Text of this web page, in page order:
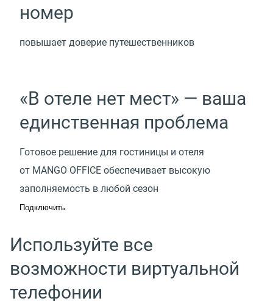
номер
повышает доверие путешественников
«В отеле нет мест» — ваша
единственная проблема
Готовое решение для гостиницы и отеля
от MANGO OFFICE обеспечивает высокую
заполняемость в любой сезон
Подключить
Используйте все
возможности виртуальной
телефонии